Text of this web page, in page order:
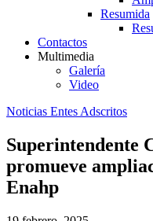
Resumida
Contactos
Multimedia
Galería
Video
Noticias Entes Adscritos
Superintendente
promueve
Enahp